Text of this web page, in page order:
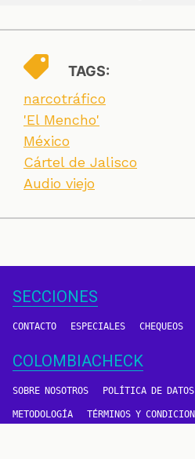
TAGS:
narcotráfico
'El Mencho'
México
Cártel de Jalisco
Audio viejo
SECCIONES
CONTACTO ESPECIALES CHEQUEOS
COLOMBIACHECK
SOBRE NOSOTROS POLÍTICA DE DATOS
METODOLOGÍA TÉRMINOS Y